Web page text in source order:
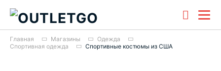
Главная Магазины
Одежда
Спортивная одежда
Спортивные костюмы из США